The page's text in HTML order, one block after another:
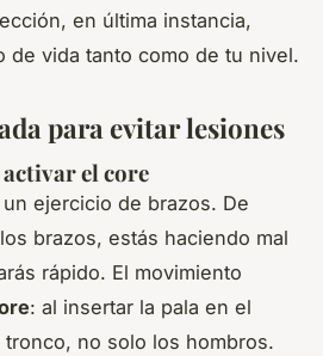
en última instancia,
de vida tanto como de tu nivel.
para evitar lesiones
el core
ejercicio de brazos. De
brazos, estás haciendo mal
rápido. El movimiento
: al insertar la pala en el
no solo los hombros.